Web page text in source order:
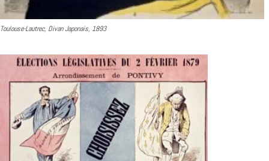
Toulouse-Lautrec, Divan Japonais, 1893